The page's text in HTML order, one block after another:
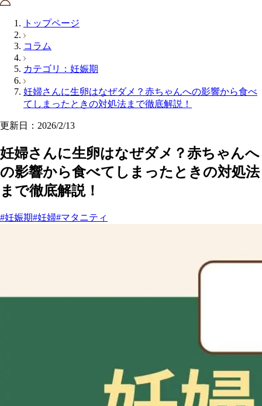
トップページ
コラム
カテゴリ：妊娠期
妊婦さんに生卵はなぜダメ？赤ちゃんへの影響から食べ
てしまったときの対処法まで徹底解説！
更新日：2026/2/13
妊婦さんに生卵はなぜダメ？赤ちゃんへ
の影響から食べてしまったときの対処法
まで徹底解説！
#妊娠期#妊婦#マタニティ